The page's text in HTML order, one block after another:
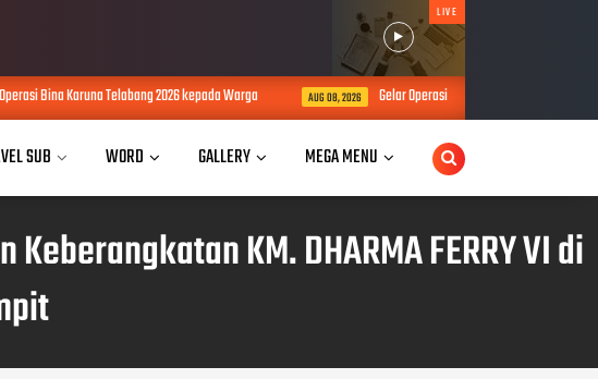
LIVE
Telabang 2026 kepada Warga AUG 08, 2026 Gelar Operasi Bina Karuna 2026, Bhabinkamtibmas
SUB WORD GALLERY MEGA MENU
KM. DHARMA FERRY VI di